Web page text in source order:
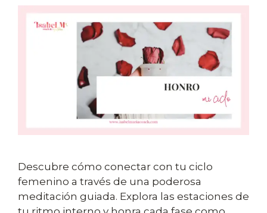
Descubre cómo conectar con tu ciclo
femenino a través de una poderosa
meditación guiada. Explora las estaciones de